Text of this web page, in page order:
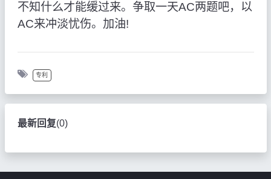
不知什么才能缓过来。争取一天AC两题吧，以
AC来冲淡忧伤。加油!
专利
最新回复(0)